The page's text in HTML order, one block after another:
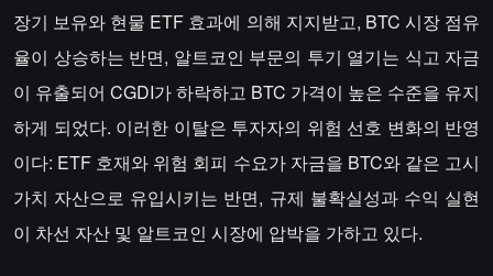
장기 보유와 현물 ETF 효과에 의해 지지받고, BTC 시장 점유
율이 상승하는 반면, 알트코인 부문의 투기 열기는 식고 자금
이 유출되어 CGDI가 하락하고 BTC 가격이 높은 수준을 유지
하게 되었다. 이러한 이탈은 투자자의 위험 선호 변화의 반영
이다: ETF 호재와 위험 회피 수요가 자금을 BTC와 같은 고시
가치 자산으로 유입시키는 반면, 규제 불확실성과 수익 실현
이 차선 자산 및 알트코인 시장에 압박을 가하고 있다.